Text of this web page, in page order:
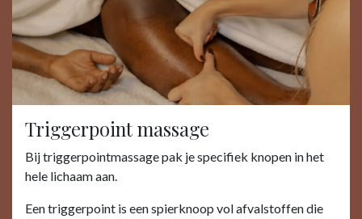
Triggerpoint massage
Bij triggerpointmassage pak je specifiek knopen in het
hele lichaam aan.
Een triggerpoint is een spierknoop vol afvalstoffen die